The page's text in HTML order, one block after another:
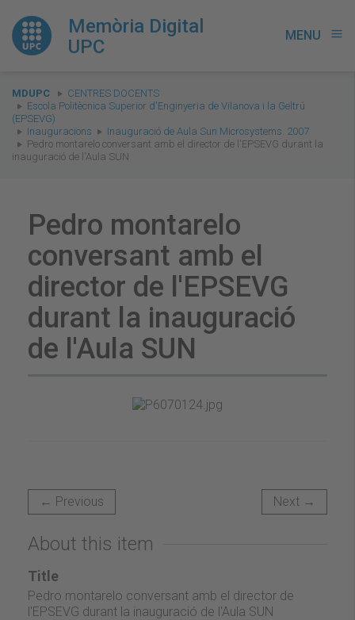
Memòria Digital
UPC
MENU menu
You
are
here:
MDUPC
CENTRES DOCENTS
Escola Politècnica Superior d'Enginyeria de Vilanova i la Geltrú
(EPSEVG)
Inauguracions
Inauguració de Aula Sun Microsystems. 2007
Pedro montarelo conversant amb el director de l'EPSEVG durant la
inauguració de l'Aula SUN
Pedro montarelo
conversant amb el
director de l'EPSEVG
durant la inauguració
de l'Aula SUN
← Previous Next →
About this item
Title
Pedro montarelo conversant amb el director de
l'EPSEVG durant la inauguració de l'Aula SUN